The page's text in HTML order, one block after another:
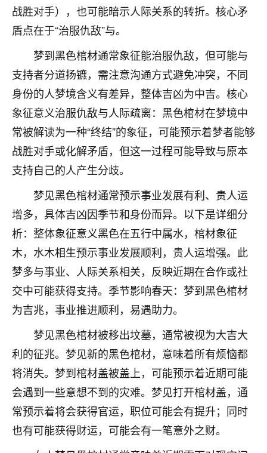
战胜对手），也可能暗示人际关系的转折。核心矛
盾点在于“治服仇敌”与。
梦到黑色棺材通常象征能治服仇敌，但可能与
支持者分道扬镳，需注意沟通方式避免冲突，不同
身份的人梦境含义有差异，整体吉凶为中吉。核心
象征意义治服仇敌与人际疏离：黑色棺材在梦境中
常被解读为一种“终结”的象征，可能预示着梦者能够
战胜对手或化解矛盾，但这一过程可能导致与原本
支持自己的人产生分歧。
梦见黑色棺材通常预示事业发展有利、贵人运
增多，具体吉凶因季节和身份而异。以下是详细分
析：整体象征意义黑色在五行中属水，棺材象征
木，水木相生预示事业发展顺利，贵人运增强。此
梦多与事业、人际关系相关，反映近期在合作或社
交中可能获得支持。季节影响春天：梦到黑色棺材
为吉兆，事业推进顺利，易遇助力。
梦见黑色棺材被移出坟墓，通常被视为大吉大
利的征兆。梦见新的黑色棺材，意味着所有烦恼都
将消失。梦到棺材盖被盖上，可能预示着近期可能
会遇到一些意想不到的灾难。梦见打开棺材盖，通
常预示着将会获得官运，职位可能会有提升；同时
也有可能获得财运，可能会有一笔意外之财。
梦醒时分
我女儿高二叛逆，大半年不上学，一说她就要死要活
师，一开始我是病急乱投医，这半年来，法事一个个
做完，我女儿跟变了个人一样，不期望她能考多好的
大学，只要能安安稳稳的把书读了，身体心理都健健
康康的我就很知足了！
鹿森：可怜天下父母心啊！
3小时前 来自河北 16
付深
我是公司人事调整，有升迁机会，但同时竞争的我们
三个，找老师的时候是抱着侥幸心理，没想到老师看
着我晋升有望，我半信半疑的按照老师建议，做了化
太岁还有一个发钱粮，本来年前的人事调整，拖到年
后，我以为都没戏了，结果开年一上班，开会提拔升
职第一个就是我，职务无所谓，主要是底薪加了
3000，非常开心，无论如何，感恩感谢！🙏🏻
鹿森：恭喜升职加薪！！，请客吗？�
12小时前 来自北京 32
心心相印
我身体不太好，总是病病殃殃的，去检查又没什么大
问题，反正就是不舒服。中医西医看遍了，找不到问
题，后来无意中看到有人推荐慧来老师，跟老师聊过
之后，心情豁然开朗，也听老师建议，处理了一些因
果问题。今年以来，身体比以前好多，主要是心情好
了，老师说境随心转，现在深有体会了。